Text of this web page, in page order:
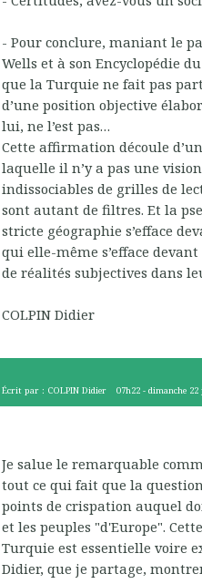
- Pour conclure, maniant le
Wells et à son Encyclopédie
que la Turquie ne fait pas
d’une position objective
lui, ne l’est pas…
Cette affirmation découle
laquelle il n’y a pas une
indissociables de grilles de
sont autant de filtres. Et la
stricte géographie s’efface
qui elle-même s’efface
de réalités subjectives dans
COLPIN Didier
Écrit par : COLPIN Didier 07h22 -dimanche 22
Je salue le remarquable
tout ce qui fait que la
points de crispation auquel
et les peuples "d'Europe".
Turquie est essentielle voire
Didier, que je partage,